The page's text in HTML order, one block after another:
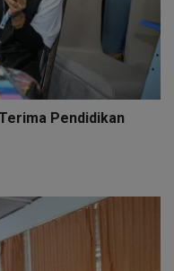
Pendidikan